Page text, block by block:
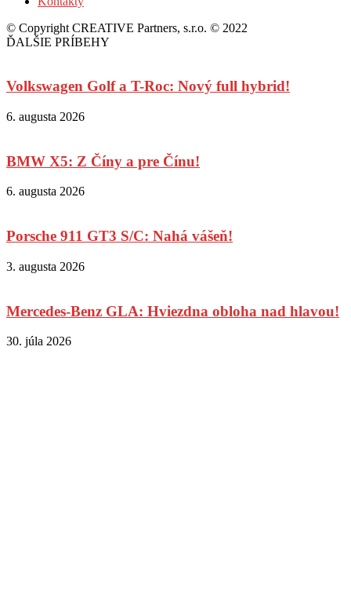
© Copyright CREATIVE Partners, s.r.o. © 2022
ĎALŠIE PRÍBEHY
Volkswagen Golf a T-Roc: Nový full hybrid!
6. augusta 2026
BMW X5: Z Číny a pre Čínu!
6. augusta 2026
Porsche 911 GT3 S/C: Nahá vášeň!
3. augusta 2026
Mercedes-Benz GLA: Hviezdna obloha nad hlavou!
30. júla 2026